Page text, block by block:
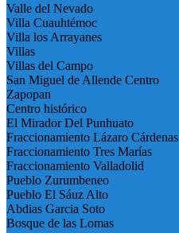
Valle del Nevado
Villa Cuauhtémoc
Villa los Arrayanes
Villas
Villas del Campo
San Miguel de Allende Centro
Zapopan
Centro histórico
El Mirador Del Punhuato
Fraccionamiento Lázaro Cárdenas
Fraccionamiento Tres Marías
Fraccionamiento Valladolid
Pueblo Zurumbeneo
Pueblo El Sáuz Alto
Abdias Garcia Soto
Bosque de las Lomas